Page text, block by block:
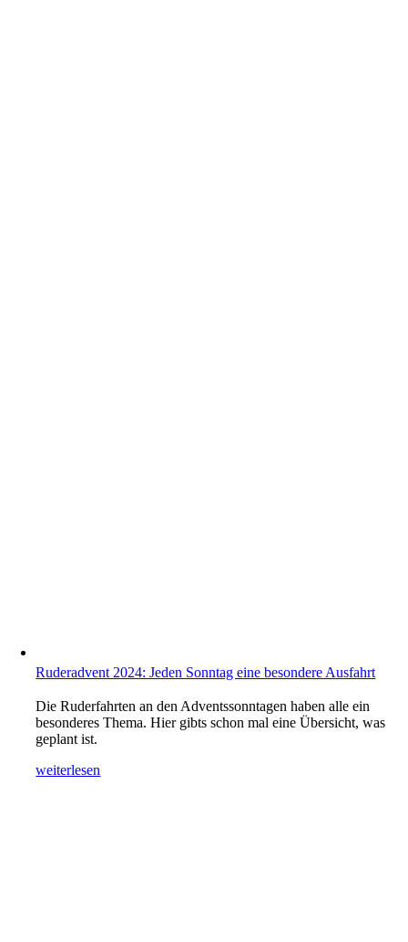
Ruderadvent 2024: Jeden Sonntag eine besondere Ausfahrt
Die Ruderfahrten an den Adventssonntagen haben alle ein
besonderes Thema. Hier gibts schon mal eine Übersicht, was
geplant ist.
weiterlesen